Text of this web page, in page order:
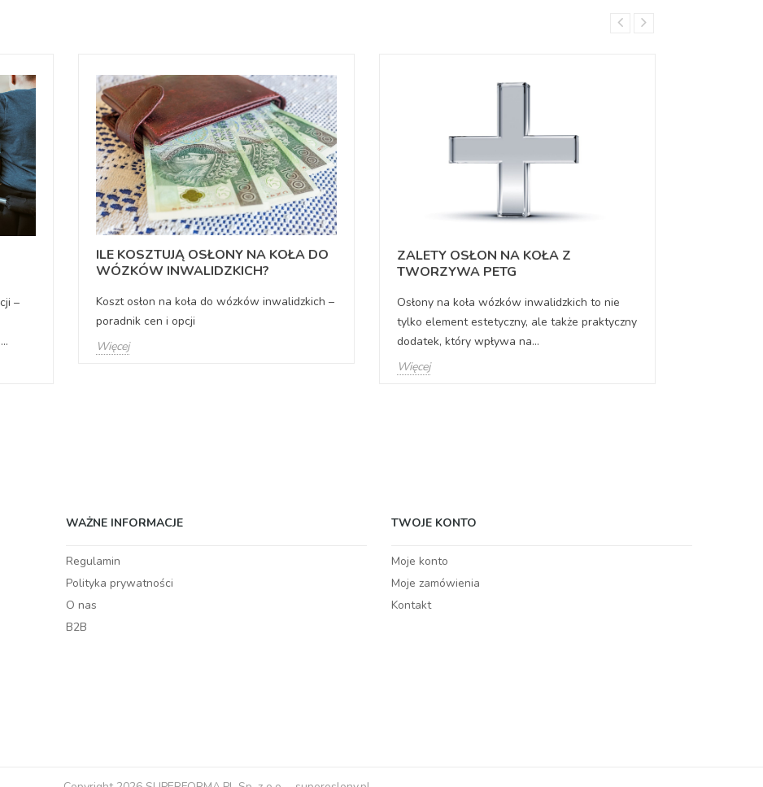
–
ILE KOSZTUJĄ OSŁONY NA KOŁA DO
WÓZKÓW INWALIDZKICH?
Koszt osłon na koła do wózków inwalidzkich –
poradnik cen i opcji
Więcej
ZALETY OSŁON NA KOŁA Z
TWORZYWA PETG
Osłony na koła wózków inwalidzkich to nie
tylko element estetyczny, ale także praktyczny
dodatek, który wpływa na...
Więcej
WAŻNE INFORMACJE
Regulamin
Polityka prywatności
O nas
B2B
TWOJE KONTO
Moje konto
Moje zamówienia
Kontakt